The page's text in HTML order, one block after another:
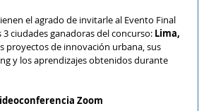
el agrado de invitarle al Evento Final
ciudades ganadoras del concurso: Lima,
proyectos de innovación urbana, sus
y los aprendizajes obtenidos durante
Zoom